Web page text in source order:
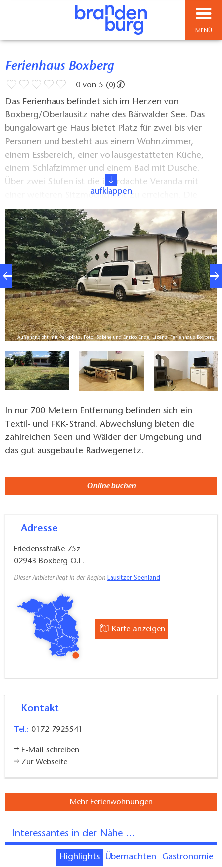
MENÜ
Ferienhaus Boxberg
0 von 5 (0)
Das Ferienhaus befindet sich im Herzen von
Boxberg/Oberlausitz nahe des Bärwalder See. Das
bungalowartige Haus bietet Platz für zwei bis vier
Personen und besteht aus einem Wohnzimmer,
einem Essbereich, einer vollausgestatteten Küche,
einem Schlafzimmer und einem Bad mit Dusche.
Über zwei Stufen ist die überdachte Veranda mit
einer weiteren Sitzmöglichkeit zu erreichen. Die
Einrichtung ist farbenfroh und modern. Der
Kaminofen im Wohnzimmer sorgt für ein
gemütliches Ambiente. Den Gästen steht auch der
1000 m² große Garten zur Verfügung.
aufklappen
Außenansicht mit Parkplatz, Foto: Sabine und Enrico Ende, Lizenz: Ferienhaus Boxberg
In nur 700 Metern Entfernung befinden sich ein
Textil- und FKK-Strand. Abwechslung bieten die
zahlreichen Seen und Wälder der Umgebung und
das gut ausgebaute Radwegenetz.
Online buchen
Adresse
Friedensstraße 75z
02943 Boxberg O.L.
Dieser Anbieter liegt in der Region Lausitzer Seenland
Karte anzeigen
Kontakt
Tel.: 0172 7925541
E-Mail schreiben
Zur Webseite
Mehr Ferienwohnungen
Interessantes in der Nähe ...
Highlights Übernachten Gastronomie